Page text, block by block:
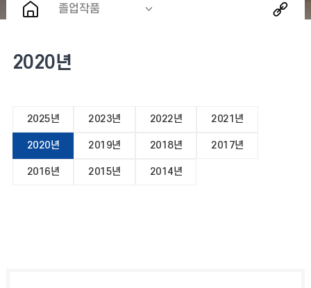
졸업작품
2020년
2025년 2023년 2022년 2021년
2020년 2019년 2018년 2017년
2016년 2015년 2014년